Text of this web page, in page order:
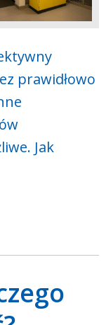
prawidłowo
Jak